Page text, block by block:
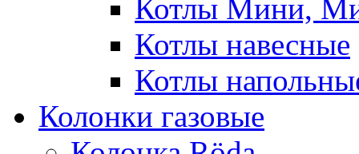
Котлы Мини,
Котлы навесные
Котлы
Колонки газовые